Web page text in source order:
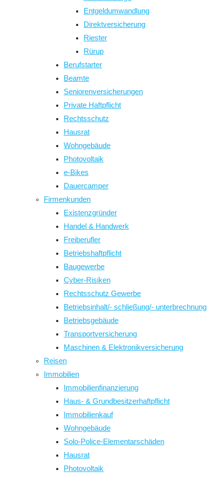
Entgeldumwandlung
Direktversicherung
Riester
Rürup
Berufstarter
Beamte
Seniorenversicherungen
Private Haftpflicht
Rechtsschutz
Hausrat
Wohngebäude
Photovoltaik
e-Bikes
Dauercamper
Firmenkunden
Existenzgründer
Handel & Handwerk
Freiberufler
Betriebshaftpflicht
Baugewerbe
Cyber-Risiken
Rechtsschutz Gewerbe
Betriebsinhalt/- schließung/- unterbrechnung
Betriebsgebäude
Transportversicherung
Maschinen & Elektronikversicherung
Reisen
Immobilien
Immobilienfinanzierung
Haus- & Grundbesitzerhaftpflicht
Immobilienkauf
Wohngebäude
Solo-Police-Elementarschäden
Hausrat
Photovoltaik